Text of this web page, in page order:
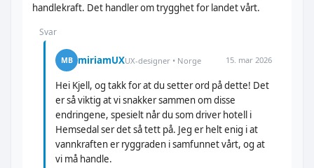
handlekraft. Det handler om trygghet for landet vårt.
Svar
MB miriamUXUX-designer • Norge 15. mar 2026
Hei Kjell, og takk for at du setter ord på dette! Det
er så viktig at vi snakker sammen om disse
endringene, spesielt når du som driver hotell i
Hemsedal ser det så tett på. Jeg er helt enig i at
vannkraften er ryggraden i samfunnet vårt, og at
vi må handle.